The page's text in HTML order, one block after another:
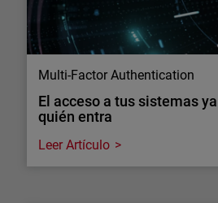
Multi-Factor Authentication
El acceso a tus sistemas
quién entra
Leer Artículo